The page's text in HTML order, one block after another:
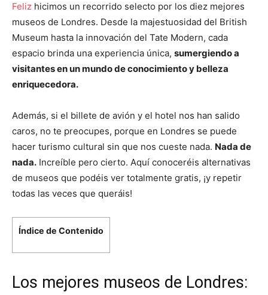
Feliz hicimos un recorrido selecto por los diez mejores
museos de Londres. Desde la majestuosidad del British
Museum hasta la innovación del Tate Modern, cada
espacio brinda una experiencia única, sumergiendo a
visitantes en un mundo de conocimiento y belleza
enriquecedora.
Además, si el billete de avión y el hotel nos han salido
caros, no te preocupes, porque en Londres se puede
hacer turismo cultural sin que nos cueste nada. Nada de
nada. Increíble pero cierto. Aquí conoceréis alternativas
de museos que podéis ver totalmente gratis, ¡y repetir
todas las veces que queráis!
Índice de Contenido
Los mejores museos de Londres: